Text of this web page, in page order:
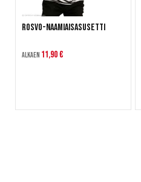
Rosvo-naamiaisasusetti
Alkaen 11,90 €